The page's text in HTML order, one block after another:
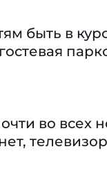
быть в
во всех